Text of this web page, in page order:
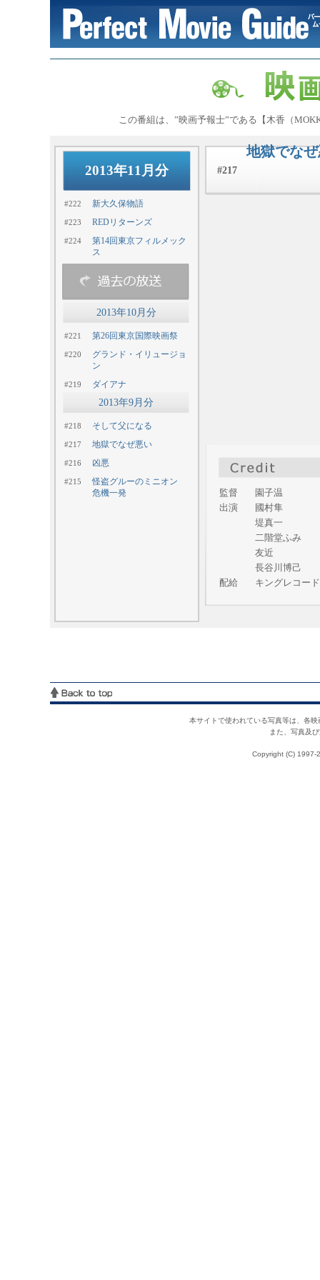
この番組は、”映画予報士”である【木香（
2013年11月分
#222 新大久保物語
#223 REDリターンズ
#224
第14回東京フィルメック
ス
2013年10月分
#221 第26回東京国際映画祭
#220
グランド・イリュージョ
ン
#219 ダイアナ
2013年9月分
#218 そして父になる
#217 地獄でなぜ悪い
#216 凶悪
#215
怪盗グルーのミニオン
危機一発
#217
地獄でな
監督
園子温
出演
國村隼
堤真一
二階堂ふみ
友近
長谷川博己
配給
キングレコー
本サイトで使われている写真等は、各
また、写真及
Copyright (C)